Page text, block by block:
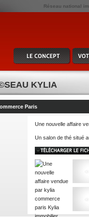
Réseau national
KYLIA
Paris
Une nouvelle affaire
Un salon de thé situé